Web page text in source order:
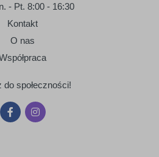
- Pt. 8:00 - 16:30
Kontakt
O nas
do społeczności!